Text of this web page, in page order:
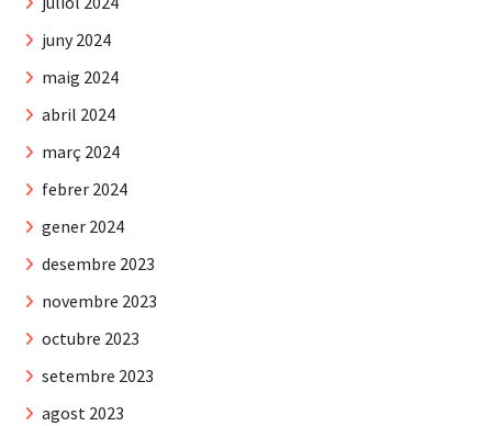
juny 2024
maig 2024
abril 2024
març 2024
febrer 2024
gener 2024
desembre 2023
novembre 2023
octubre 2023
setembre 2023
agost 2023